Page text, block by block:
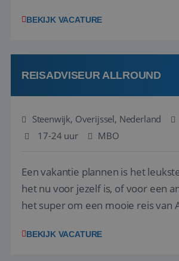
en tarieven waar je collega’s niet
kwaliteitsbewaking van alles wat
BEKIJK VACATURE
REISADVISEUR ALLROUND
Steenwijk, Overijssel, Nederland
17-24 uur
MBO
Een vakantie plannen is het
het nu voor jezelf is, of voor een
het super om een mooie reis van
vakantiegangers de meest
BEKIJK VACATURE